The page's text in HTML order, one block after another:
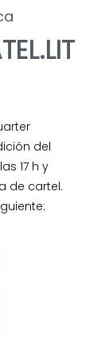
del
17 h y
de cartel.